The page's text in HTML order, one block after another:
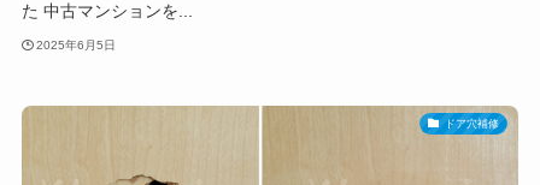
た 中古マンションを...
2025年6月5日
ドア穴補修